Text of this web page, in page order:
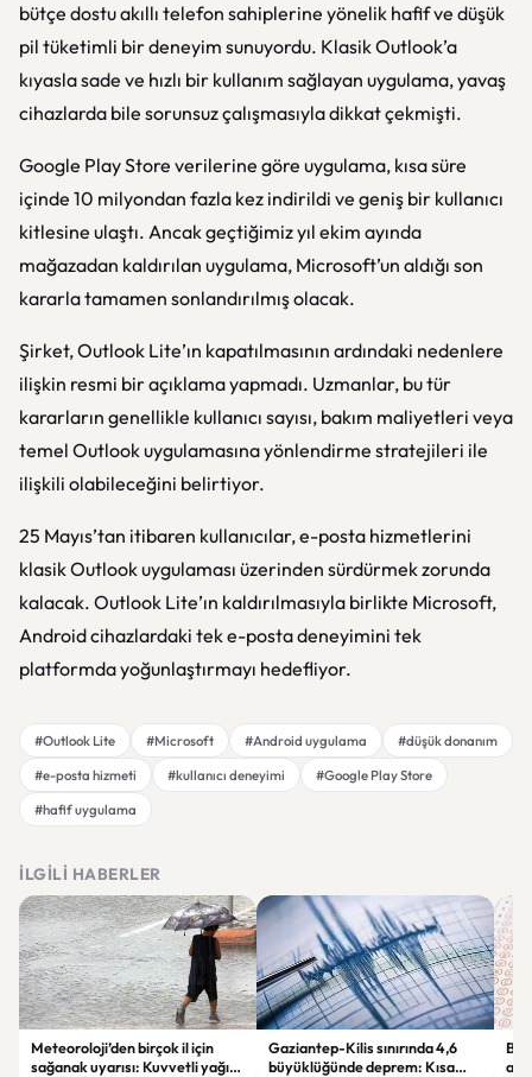
bütçe dostu akıllı telefon sahiplerine yönelik hafif ve düşük
pil tüketimli bir deneyim sunuyordu. Klasik Outlook’a
kıyasla sade ve hızlı bir kullanım sağlayan uygulama, yavaş
cihazlarda bile sorunsuz çalışmasıyla dikkat çekmişti.
Google Play Store verilerine göre uygulama, kısa süre
içinde 10 milyondan fazla kez indirildi ve geniş bir kullanıcı
kitlesine ulaştı. Ancak geçtiğimiz yıl ekim ayında
mağazadan kaldırılan uygulama, Microsoft’un aldığı son
kararla tamamen sonlandırılmış olacak.
Şirket, Outlook Lite’ın kapatılmasının ardındaki nedenlere
ilişkin resmi bir açıklama yapmadı. Uzmanlar, bu tür
kararların genellikle kullanıcı sayısı, bakım maliyetleri veya
temel Outlook uygulamasına yönlendirme stratejileri ile
ilişkili olabileceğini belirtiyor.
25 Mayıs’tan itibaren kullanıcılar, e-posta hizmetlerini
klasik Outlook uygulaması üzerinden sürdürmek zorunda
kalacak. Outlook Lite’ın kaldırılmasıyla birlikte Microsoft,
Android cihazlardaki tek e-posta deneyimini tek
platformda yoğunlaştırmayı hedefliyor.
#Outlook Lite #Microsoft #Android uygulama
#düşük donanım
#e-posta hizmeti
#kullanıcı deneyimi
#Google Play Store
#hafif uygulama
İLGILI HABERLER
Meteoroloji’den birçok il için
sağanak uyarısı: Kuvvetli yağış
Gaziantep-Kilis sınırında 4,6
büyüklüğünde deprem: Kısa